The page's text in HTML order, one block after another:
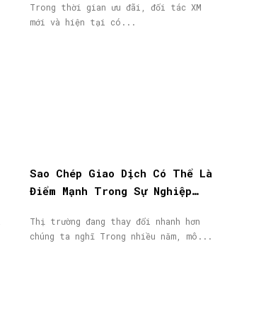
40.000$
Trong thời gian ưu đãi, đối tác XM
mới và hiện tại có...
Sao Chép Giao Dịch Có Thể Là
Điểm Mạnh Trong Sự Nghiệp
Thị trường đang thay đổi nhanh hơn
chúng ta nghĩ Trong nhiều năm, mô...